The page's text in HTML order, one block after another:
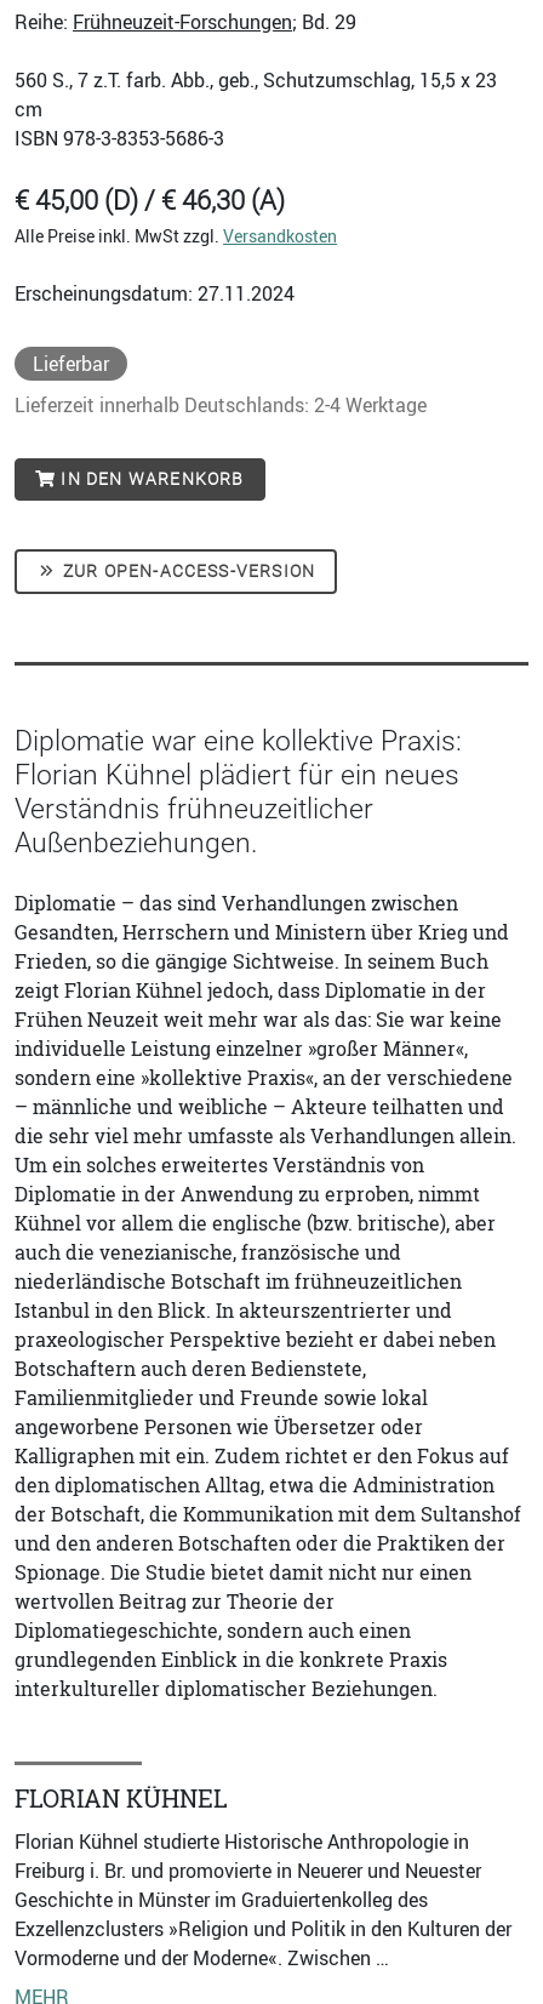
Reihe: Frühneuzeit-Forschungen; Bd. 29
560 S., 7 z.T. farb. Abb., geb., Schutzumschlag, 15,5 x 23
cm
ISBN 978-3-8353-5686-3
€ 45,00 (D) / € 46,30 (A)
Alle Preise inkl. MwSt zzgl. Versandkosten
Erscheinungsdatum: 27.11.2024
Lieferbar
Lieferzeit innerhalb Deutschlands: 2-4 Werktage
IN DEN WARENKORB
ZUR OPEN-ACCESS-VERSION
Diplomatie war eine kollektive Praxis:
Florian Kühnel plädiert für ein neues
Verständnis frühneuzeitlicher
Außenbeziehungen.
Diplomatie – das sind Verhandlungen zwischen
Gesandten, Herrschern und Ministern über Krieg und
Frieden, so die gängige Sichtweise. In seinem Buch
zeigt Florian Kühnel jedoch, dass Diplomatie in der
Frühen Neuzeit weit mehr war als das: Sie war keine
individuelle Leistung einzelner »großer Männer«,
sondern eine »kollektive Praxis«, an der verschiedene
– männliche und weibliche – Akteure teilhatten und
die sehr viel mehr umfasste als Verhandlungen allein.
Um ein solches erweitertes Verständnis von
Diplomatie in der Anwendung zu erproben, nimmt
Kühnel vor allem die englische (bzw. britische), aber
auch die venezianische, französische und
niederländische Botschaft im frühneuzeitlichen
Istanbul in den Blick. In akteurszentrierter und
praxeologischer Perspektive bezieht er dabei neben
Botschaftern auch deren Bedienstete,
Familienmitglieder und Freunde sowie lokal
angeworbene Personen wie Übersetzer oder
Kalligraphen mit ein. Zudem richtet er den Fokus auf
den diplomatischen Alltag, etwa die Administration
der Botschaft, die Kommunikation mit dem Sultanshof
und den anderen Botschaften oder die Praktiken der
Spionage. Die Studie bietet damit nicht nur einen
wertvollen Beitrag zur Theorie der
Diplomatiegeschichte, sondern auch einen
grundlegenden Einblick in die konkrete Praxis
interkultureller diplomatischer Beziehungen.
FLORIAN KÜHNEL
Florian Kühnel studierte Historische Anthropologie in
Freiburg i. Br. und promovierte in Neuerer und Neuester
Geschichte in Münster im Graduiertenkolleg des
Exzellenzclusters »Religion und Politik in den Kulturen der
Vormoderne und der Moderne«. Zwischen …
MEHR